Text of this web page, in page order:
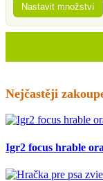
Nastavit množství
Nejčastěji
Igr2 focus hrable